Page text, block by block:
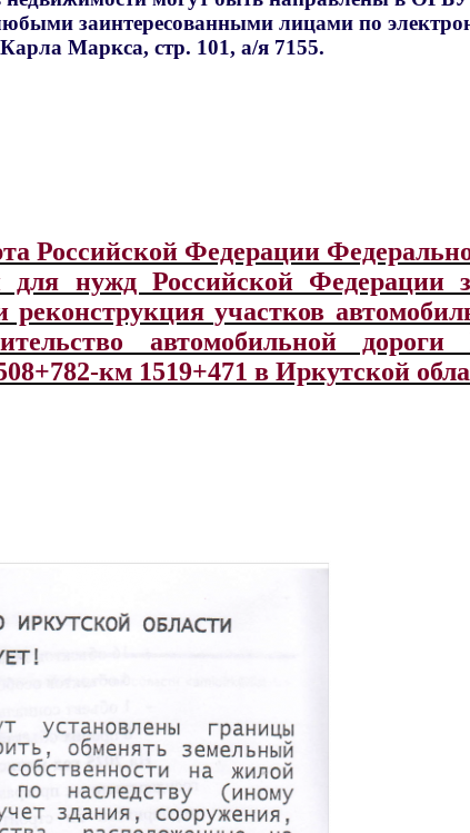
заинтересованными лицами по
Маркса, стр. 101, а/я 7155.
Российской Федерации
нужд Российской Федерации
реконструкция участков
автомобильной
км 1519+471 в Иркутской